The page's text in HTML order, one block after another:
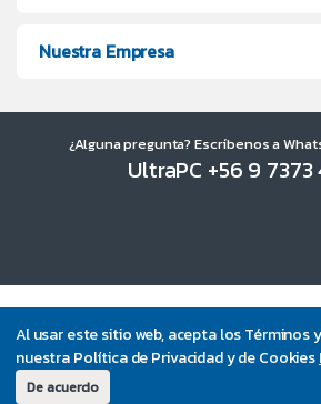
Al usar este sitio web, acepta los Términos
nuestra Política de Privacidad y de Cookies
De acuerdo
Nuestra Empresa
¿Alguna pregunta? Escríbenos a
UltraPC +56 9